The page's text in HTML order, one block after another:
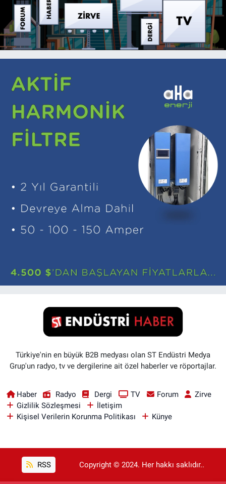
Türkiye'nin en büyük B2B medyası olan ST Endüstri Medya
Grup'un radyo, tv ve dergilerine ait özel haberler ve röportajlar.
Haber Radyo Dergi TV Forum
Zirve
Gizlilik Sözleşmesi
İletişim
Kişisel Verilerin Korunma Politikası
Künye
RSS Copyright © 2024. Her hakkı saklıdır..